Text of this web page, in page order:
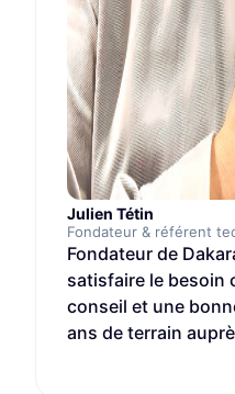
Julien Tétin
Fondateur & référent
Fondateur de
satisfaire le besoin
conseil et une
ans de terrain